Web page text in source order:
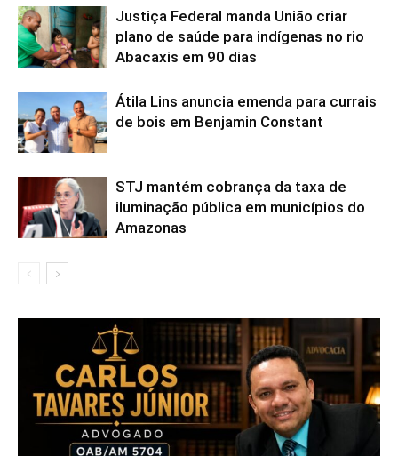
Justiça Federal manda União criar
plano de saúde para indígenas no rio
Abacaxis em 90 dias
Átila Lins anuncia emenda para currais
de bois em Benjamin Constant
STJ mantém cobrança da taxa de
iluminação pública em municípios do
Amazonas